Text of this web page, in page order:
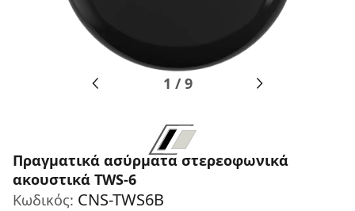
1 /9
Πραγματικά ασύρματα στερεοφωνικά
ακουστικά TWS-6
Κωδικός: CNS-TWS6B